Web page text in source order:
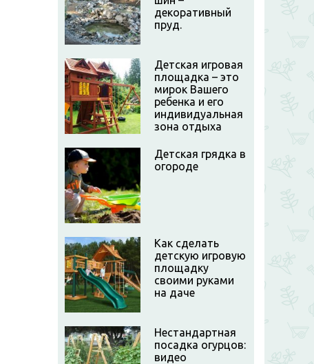
декоративный
пруд.
Детская игровая
площадка – это
мирок Вашего
ребенка и его
индивидуальная
зона отдыха
Детская грядка в
огороде
Как сделать
детскую игровую
площадку
своими руками
на даче
Нестандартная
посадка огурцов:
видео